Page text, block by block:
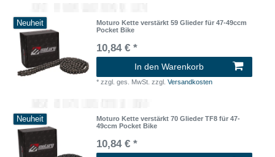
Neuheit
Moturo Kette verstärkt 59 Glieder für 47-49ccm
Pocket Bike
10,84 € *
In den Warenkorb
*zzgl. ges. MwSt. zzgl.Versandkosten
Neuheit
Moturo Kette verstärkt 70 Glieder TF8 für 47-
49ccm Pocket Bike
10,84 € *